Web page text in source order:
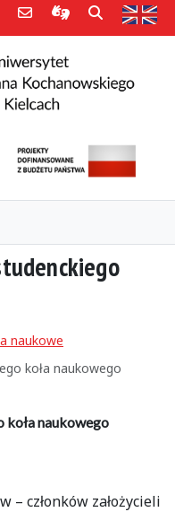
Poczta e-mailInformacje dla
Szukaj
naukowe
koła naukowego
koła naukowego
członków założycieli